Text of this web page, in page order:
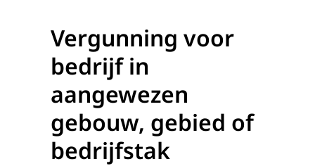
Vergunning voor
bedrijf in
aangewezen
gebouw, gebied of
bedrijfstak